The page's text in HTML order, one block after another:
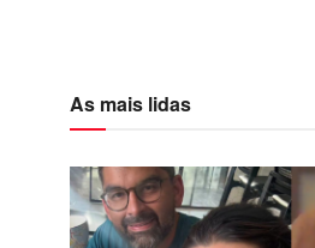
As mais lidas